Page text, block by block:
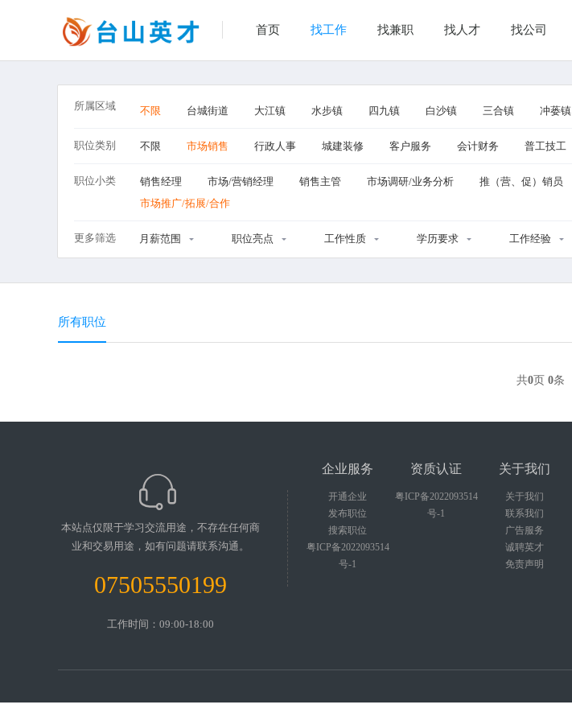
首页 找工作 找兼职 找人才 找公司
所属区域
不限 台城街道 大江镇 水步镇 四九镇 白沙镇 三合镇 冲蒌镇
职位类别 不限 市场销售 行政人事 城建装修 客户服务 会计财务 普工技工
职位小类 销售经理 市场/营销经理 销售主管 市场调研/业务分析 推（营、促）销员
市场推广/拓展/合作
更多筛选 月薪范围 职位亮点 工作性质 学历要求 工作经验
所有职位
共0页 0条
本站点仅限于学习交流用途，不存在任何商
业和交易用途，如有问题请联系沟通。
07505550199
工作时间：09:00-18:00
企业服务
开通企业
发布职位
搜索职位
粤ICP备2022093514
号-1
资质认证
粤ICP备2022093514
号-1
关于我们
关于我们
联系我们
广告服务
诚聘英才
免责声明